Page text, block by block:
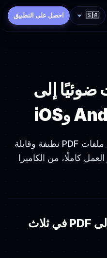
🇸🇦 احصل على التطبيق
إلى
يحوّل OnlyScans الورق إلى ملفات PDF نظيفة وقابلة
كاملًا، من الكاميرا
كيفية المسح الضوئي إلى PDF في ثلاث